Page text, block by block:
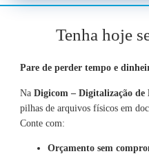
Tenha hoje
Pare de perder tempo e
Na Digicom – Digitalização de
pilhas de arquivos físicos em
Conte com:
Orçamento sem